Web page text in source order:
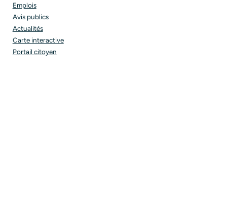
Emplois
Avis publics
Actualités
Carte interactive
Portail citoyen